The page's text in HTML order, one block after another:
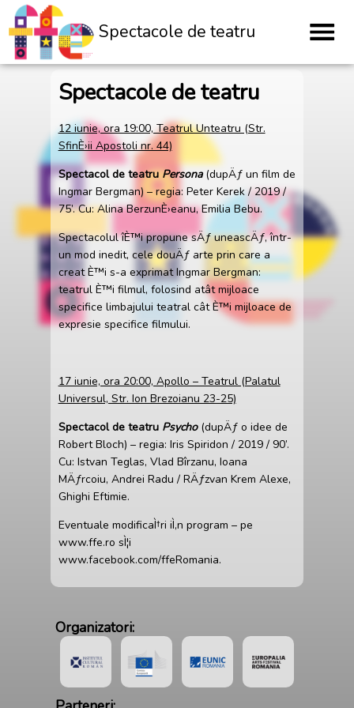
Spectacole de teatru
12 iunie, ora 19:00, Teatrul Unteatru (Str.
SfinÈ›ii Apostoli nr. 44)
Spectacol de teatru Persona(dupÄƒ un film de
Ingmar Bergman) – regia: Peter Kerek / 2019 /
75’. Cu: Alina BerzunÈ›eanu, Emilia Bebu.
Spectacolul îÈ™i propune sÄƒ uneascÄƒ, într-
un mod inedit, cele douÄƒ arte prin care a
creat È™i s-a exprimat Ingmar Bergman:
teatrul È™i filmul, folosind atât mijloace
specifice limbajului teatral cât È™i mijloace de
expresie specifice filmului.
17 iunie, ora 20:00, Apollo – Teatrul (Palatul
Universul, Str. Ion Brezoianu 23-25)
Spectacol de teatru Psycho(dupÄƒ o idee de
Robert Bloch) – regia: Iris Spiridon / 2019 / 90’.
Cu: Istvan Teglas, Vlad Bîrzanu, Ioana
MÄƒrcoiu, Andrei Radu / RÄƒzvan Krem Alexe,
Ghighi Eftimie.
Eventuale modificaÌ†ri iÌ‚n program – pe
www.ffe.ro sÌ¦i
www.facebook.com/ffeRomania.
Organizatori:
Spectacole de teatru